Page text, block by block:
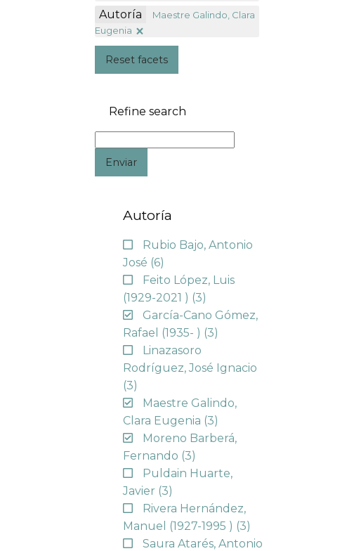
Autoría
Maestre Galindo, Clara
Eugenia
Reset facets
Refine search
Enviar
Autoría
Rubio Bajo, Antonio
José (6)
Feito López, Luis
(1929-2021 ) (3)
García-Cano Gómez,
Rafael (1935- ) (3)
Linazasoro
Rodríguez, José Ignacio
(3)
Maestre Galindo,
Clara Eugenia (3)
Moreno Barberá,
Fernando (3)
Puldain Huarte,
Javier (3)
Rivera Hernández,
Manuel (1927-1995 ) (3)
Saura Atarés, Antonio